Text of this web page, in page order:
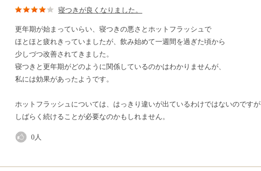
寝つきが良くなりました。
更年期が始まっていらい、寝つきの悪さとホットフラッシュで
ほとほと疲れきっていましたが、飲み始めて一週間を過ぎた頃から
少しづつ改善されてきました。
寝つきと更年期がどのように関係しているのかはわかりませんが、
私には効果があったようです。
ホットフラッシュについては、はっきり違いが出ているわけではないのですが
しばらく続けることが必要なのかもしれません。
0人